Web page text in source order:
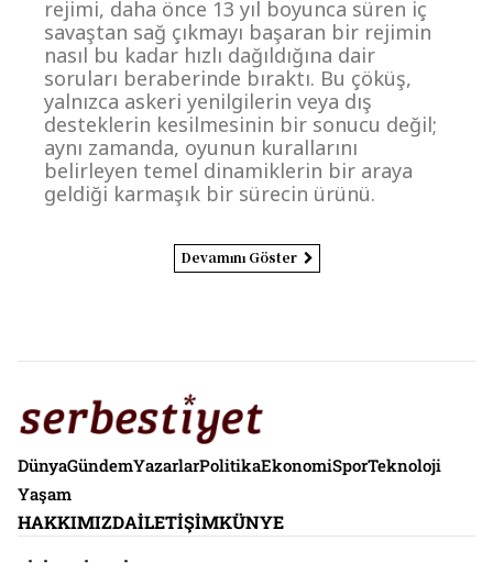
rejimi, daha önce 13 yıl boyunca süren iç
savaştan sağ çıkmayı başaran bir rejimin
nasıl bu kadar hızlı dağıldığına dair
soruları beraberinde bıraktı. Bu çöküş,
yalnızca askeri yenilgilerin veya dış
desteklerin kesilmesinin bir sonucu değil;
aynı zamanda, oyunun kurallarını
belirleyen temel dinamiklerin bir araya
geldiği karmaşık bir sürecin ürünü.
Devamını Göster
DünyaGündemYazarlarPolitikaEkonomiSporTeknoloji
Yaşam
HAKKIMIZDAİLETIŞIMKÜNYE